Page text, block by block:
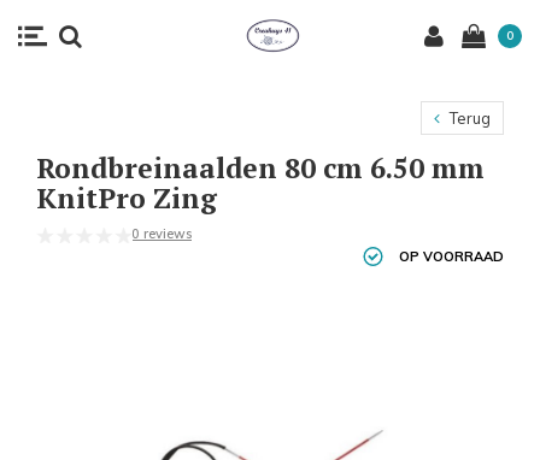
0
Terug
Rondbreinaalden 80 cm 6.50 mm
KnitPro Zing
0 reviews
OP VOORRAAD